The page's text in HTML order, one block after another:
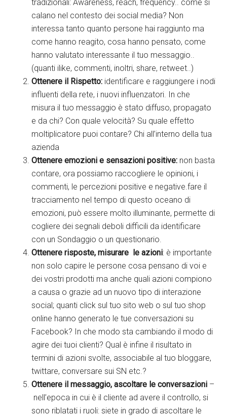
tradizionali: Awareness, reach, frequency.. come si
calano nel contesto dei social media? Non
interessa tanto quanto persone hai raggiunto ma
come hanno reagito, cosa hanno pensato, come
hanno valutato interessante il tuo messaggio..
(quanti ilike, commenti, inoltri, share, retweet..)
Ottenere il Rispetto: identificare e raggiungere i nodi
influenti della rete, i nuovi influenzatori. In che
misura il tuo messaggio è stato diffuso, propagato
e da chi? Con quale velocità? Su quale effetto
moltiplicatore puoi contare? Chi all’interno della tua
azienda
Ottenere emozioni e sensazioni positive: non basta
contare, ora possiamo raccogliere le opinioni, i
commenti, le percezioni positive e negative.fare il
tracciamento nel tempo di questo oceano di
emozioni, può essere molto illuminante, permette di
cogliere dei segnali deboli difficili da identificare
con un Sondaggio o un questionario.
Ottenere risposte, misurare le azioni: è importante
non solo capire le persone cosa pensano di voi e
dei vostri prodotti ma anche quali azioni compiono
a causa o grazie ad un nuovo tipo di interazione
social; quanti click sul tuo sito web o sul tuo shop
online hanno generato le tue conversazioni su
Facebook? In che modo sta cambiando il modo di
agire dei tuoi clienti? Qual è infine il risultato in
termini di azioni svolte, associabile al tuo bloggare,
twittare, conversare sui SN etc.?
Ottenere il messaggio, ascoltare le conversazioni –
nell’epoca in cui è il cliente ad avere il controllo, si
sono riblatati i ruoli: siete in grado di ascoltare le